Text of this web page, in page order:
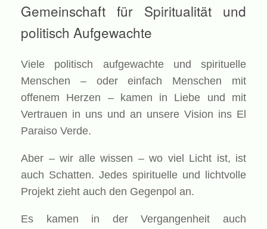
Gemeinschaft für Spiritualität und
politisch Aufgewachte
Viele politisch aufgewachte und spirituelle
Menschen – oder einfach Menschen mit
offenem Herzen – kamen in Liebe und mit
Vertrauen in uns und an unsere Vision ins El
Paraiso Verde.
Aber – wir alle wissen – wo viel Licht ist, ist
auch Schatten. Jedes spirituelle und lichtvolle
Projekt zieht auch den Gegenpol an.
Es kamen in der Vergangenheit auch